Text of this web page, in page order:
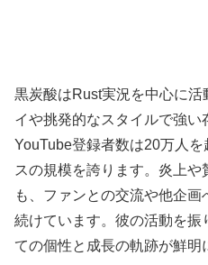
黒炭酸はRust実況を中心に
イや挑発的なスタイルで強い
YouTube登録者数は20万人
スの規模を誇ります。炎上
も、ファンとの交流や他企
続けています。彼の活動を振
ての個性と成長の軌跡が鮮明